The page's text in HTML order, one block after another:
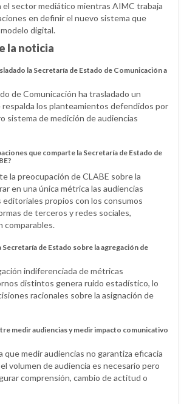
el sector mediático mientras AIMC trabaja
en definir el nuevo sistema que
digital.
la noticia
la Secretaría de Estado de Comunicación a
de Comunicación ha trasladado un
los planteamientos defendidos por
sistema de medición de audiencias
que comparte la Secretaría de Estado de
la preocupación de CLABE sobre la
en una única métrica las audiencias
editoriales propios con los consumos
de terceros y redes sociales,
comparables.
de Estado sobre la agregación de
indiferenciada de métricas
distintos genera ruido estadístico, lo
racionales sobre la asignación de
medir audiencias y medir impacto comunicativo
que medir audiencias no garantiza eficacia
volumen de audiencia es necesario pero
comprensión, cambio de actitud o